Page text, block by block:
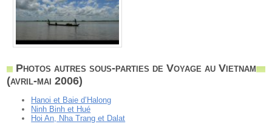
Photos autres sous-parties de Voyage au Vietnam
(avril-mai 2006)
Hanoi et Baie d’Halong
Ninh Binh et Hué
Hoi An, Nha Trang et Dalat